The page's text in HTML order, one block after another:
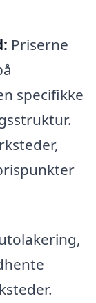
Priserne
specifikke